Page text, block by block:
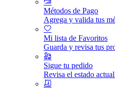
Métodos de Pago
Agrega y valida tus
Mi lista de Favoritos
Guarda y revisa tus
Sigue tu pedido
Revisa el estado